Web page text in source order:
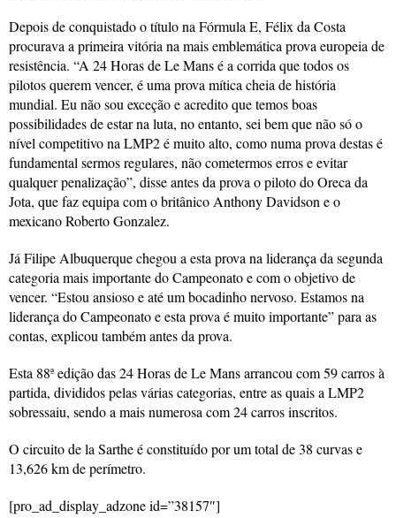
Depois de conquistado o título na Fórmula E, Félix da Costa
procurava a primeira vitória na mais emblemática prova europeia de
resistência. “A 24 Horas de Le Mans é a corrida que todos os
pilotos querem vencer, é uma prova mítica cheia de história
mundial. Eu não sou exceção e acredito que temos boas
possibilidades de estar na luta, no entanto, sei bem que não só o
nível competitivo na LMP2 é muito alto, como numa prova destas é
fundamental sermos regulares, não cometermos erros e evitar
qualquer penalização”, disse antes da prova o piloto do Oreca da
Jota, que faz equipa com o britânico Anthony Davidson e o
mexicano Roberto Gonzalez.
Já Filipe Albuquerque chegou a esta prova na liderança da segunda
categoria mais importante do Campeonato e com o objetivo de
vencer. “Estou ansioso e até um bocadinho nervoso. Estamos na
liderança do Campeonato e esta prova é muito importante” para as
contas, explicou também antes da prova.
Esta 88ª edição das 24 Horas de Le Mans arrancou com 59 carros à
partida, divididos pelas várias categorias, entre as quais a LMP2
sobressaiu, sendo a mais numerosa com 24 carros inscritos.
O circuito de la Sarthe é constituído por um total de 38 curvas e
13,626 km de perímetro.
[pro_ad_display_adzone id=”38157″]